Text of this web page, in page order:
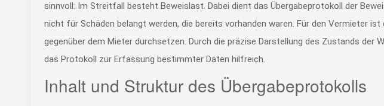
sinnvoll: Im Streitfall besteht Beweislast. Dabei dient das Übergabeprotokoll der
nicht für Schäden belangt werden, die bereits vorhanden waren. Für den Vermieter
gegenüber dem Mieter durchsetzen. Durch die präzise Darstellung des Zustands der
das Protokoll zur Erfassung bestimmter Daten hilfreich.
Inhalt und Struktur des Übergabeprotokolls